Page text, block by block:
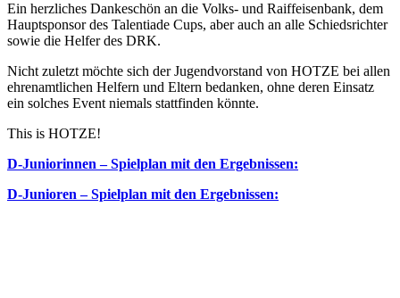
Ein herzliches Dankeschön an die Volks- und Raiffeisenbank, dem
Hauptsponsor des Talentiade Cups, aber auch an alle Schiedsrichter
sowie die Helfer des DRK.
Nicht zuletzt möchte sich der Jugendvorstand von HOTZE bei allen
ehrenamtlichen Helfern und Eltern bedanken, ohne deren Einsatz
ein solches Event niemals stattfinden könnte.
This is HOTZE!
D-Juniorinnen – Spielplan mit den Ergebnissen:
D-Junioren – Spielplan mit den Ergebnissen: